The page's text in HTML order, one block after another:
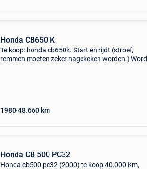
Honda CB650 K
Te koop: honda cb650k. Start en rijdt (stroef,
remmen moeten zeker nagekeken worden.)
1980 48.660 km
Honda CB 500 PC32
Honda cb500 pc32 (2000) te koop 40.000 Km,